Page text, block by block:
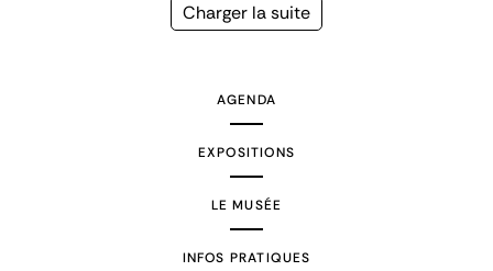
Page
Charger la suite
AGENDA
EXPOSITIONS
LE MUSÉE
INFOS PRATIQUES